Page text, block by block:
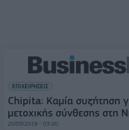
ΕΠΙΧΕΙΡΗΣΕΙΣ
Chipita: Καμία συζήτηση
μετοχικής σύνθεσης στη
20/09/2018 - 03:00